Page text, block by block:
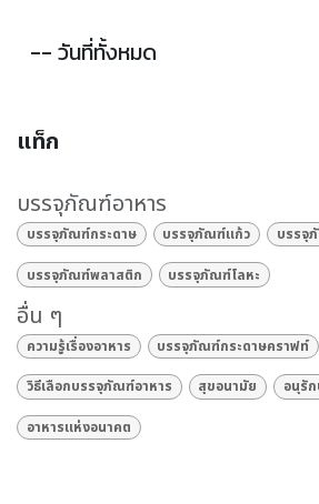
แท็ก
บรรจุภัณฑ์อาหาร
บรรจุภัณฑ์กระดาษ บรรจุภัณฑ์แก้ว บรรจุ
บรรจุภัณฑ์พลาสติก บรรจุภัณฑ์โลหะ
อื่น ๆ
ความรู้เรื่องอาหาร บรรจุภัณฑ์กระดาษคราฟท์
วิธีเลือกบรรจุภัณฑ์อาหาร สุขอนามัย อนุรั
อาหารแห่งอนาคต